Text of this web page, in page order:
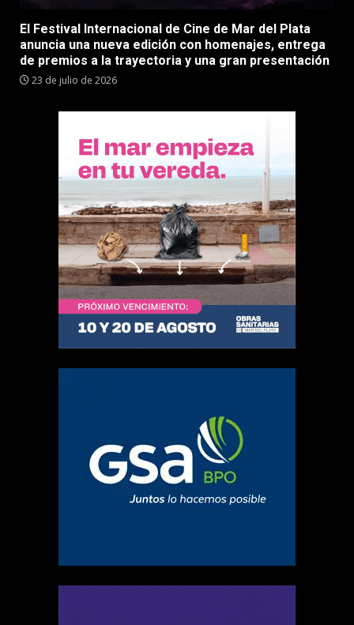
El Festival Internacional de Cine de Mar del Plata
anuncia una nueva edición con homenajes, entrega
de premios a la trayectoria y una gran presentación
23 de julio de 2026